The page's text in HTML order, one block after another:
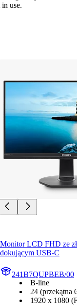
use.
Monitor LCD FHD ze
dokującym USB-C
241B7QUPBEB/00
B-line
24 (przekątna
1920 x 1080